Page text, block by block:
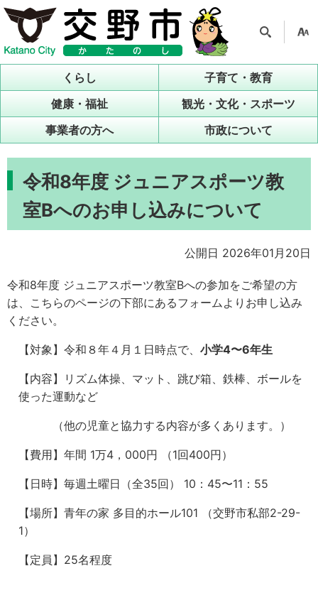
ル
くらし
子育て・教育
健康・福祉
観光・文化・スポーツ
事業者の方へ
市政について
令和8年度 ジュニアスポーツ教
室Bへのお申し込みについて
公開日 2026年01月20日
令和8年度 ジュニアスポーツ教室Bへの参加をご希望の方
は、こちらのページの下部にあるフォームよりお申し込み
ください。
【対象】令和８年４月１日時点で、 小学4〜6年生
【内容】リズム体操、マット、跳び箱、鉄棒、ボールを
使った運動など
（他の児童と協力する内容が多くあります。）
【費用】年間 1万4，000円 （1回400円）
【日時】毎週土曜日（全35回） 10：45〜11：55
【場所】青年の家 多目的ホール101 （交野市私部2-29-
1）
【定員】25名程度